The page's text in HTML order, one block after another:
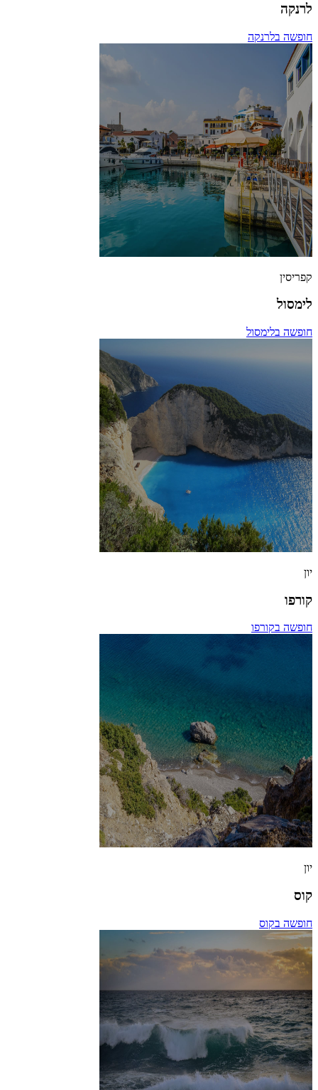
לרנקה
חופשה בלרנקה
קפריסין
לימסול
חופשה בלימסול
יון
קורפו
חופשה בקורפו
יון
קוס
חופשה בקוס